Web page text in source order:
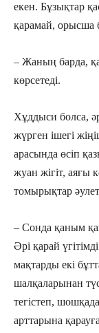
екен. Бұзықтар
қарамай, орысша
– Жаның барда,
көрсетеді.
Хұддыси болса,
жүрген ішегі
арасында өсіп
жуан жігіт, аяғы
томырықтар
– Сонда қаным
Әрі қарай
мақтарды екі
шалқаларынан
тегістеп,
арттарына